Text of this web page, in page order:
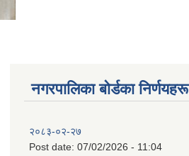
नगरपालिका बाेर्डका निर्णयहरू
२०८३-०२-२७
Post date: 07/02/2026 - 11:04